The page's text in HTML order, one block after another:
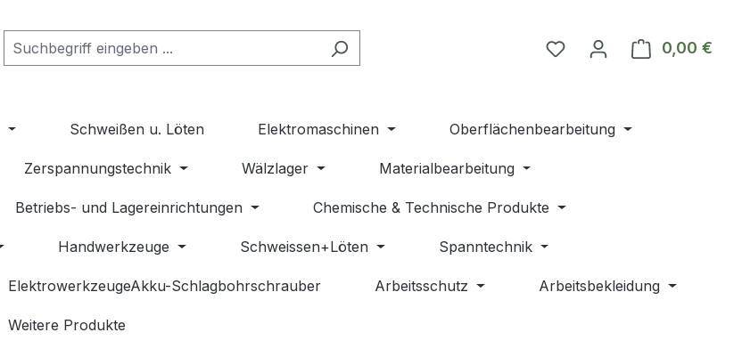
Du hast 0 Produkte auf
0,00 €
Schweißen u. Löten Elektromaschinen Oberflächenbearbeitung
Zerspannungstechnik Wälzlager Materialbearbeitung
Betriebs- und Lagereinrichtungen Chemische & Technische Produkte
Handwerkzeuge Schweissen+Löten Spanntechnik
ElektrowerkzeugeAkku-Schlagbohrschrauber Arbeitsschutz Arbeitsbekleidung
Weitere Produkte